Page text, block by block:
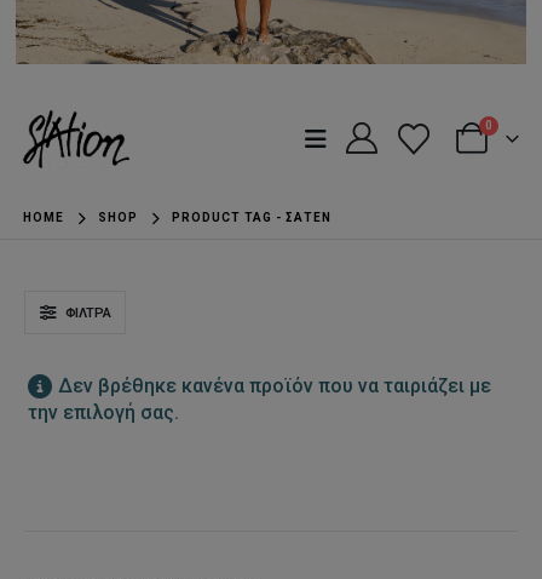
0
HOME SHOP PRODUCT TAG -ΣΑΤΈΝ
ΦΊΛΤΡΑ
Δεν βρέθηκε κανένα προϊόν που να ταιριάζει με
την επιλογή σας.